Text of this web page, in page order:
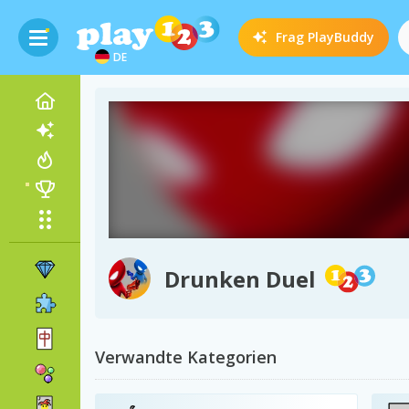
DE
Frag PlayBuddy
Drunken Duel
Verwandte Kategorien